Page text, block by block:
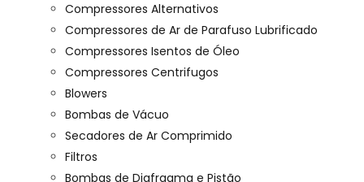
Compressores Alternativos
Compressores de Ar de Parafuso Lubrificado
Compressores Isentos de Óleo
Compressores Centrifugos
Blowers
Bombas de Vácuo
Secadores de Ar Comprimido
Filtros
Bombas de Diafragma e Pistão